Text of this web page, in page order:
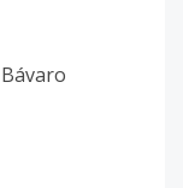
Bávaro